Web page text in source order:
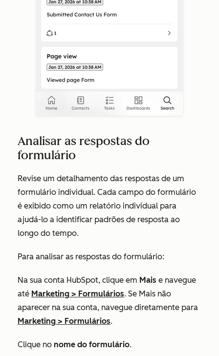
Analisar as respostas do
formulário
Revise um detalhamento das respostas de um
formulário individual. Cada campo do formulário
é exibido como um relatório individual para
ajudá-lo a identificar padrões de resposta ao
longo do tempo.
Para analisar as respostas do formulário:
Na sua conta HubSpot, clique em Mais e navegue
até Marketing > Formulários. Se Mais não
aparecer na sua conta, navegue diretamente para
Marketing > Formulários.
Clique no nome do formulário.